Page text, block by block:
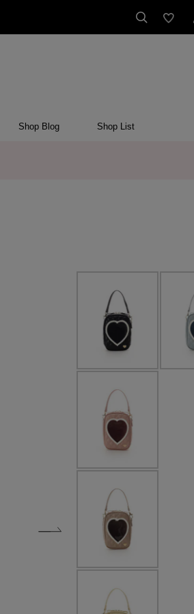
Shop Blog Shop List